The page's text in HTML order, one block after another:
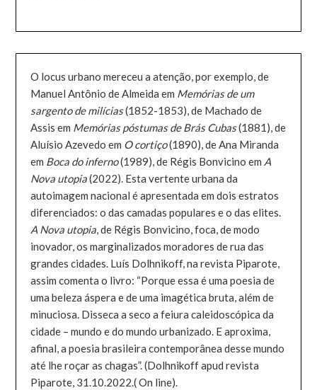
O locus urbano mereceu a atenção, por exemplo, de
Manuel Antônio de Almeida em Memórias de um
sargento de milícias(1852-1853), de Machado de
Assis em Memórias póstumas de Brás Cubas(1881), de
Aluísio Azevedo em O cortiço(1890), de Ana Miranda
em Boca do inferno(1989), de Régis Bonvicino em A
Nova utopia(2022). Esta vertente urbana da
autoimagem nacional é apresentada em dois estratos
diferenciados: o das camadas populares e o das elites.
A Nova utopia, de Régis Bonvicino, foca, de modo
inovador, os marginalizados moradores de rua das
grandes cidades. Luís Dolhnikoff, na revista Piparote,
assim comenta o livro: “Porque essa é uma poesia de
uma beleza áspera e de uma imagética bruta, além de
minuciosa. Disseca a seco a feiura caleidoscópica da
cidade – mundo e do mundo urbanizado. E aproxima,
afinal, a poesia brasileira contemporânea desse mundo
até lhe roçar as chagas”. (Dolhnikoff apud revista
Piparote, 31.10.2022.( On line).